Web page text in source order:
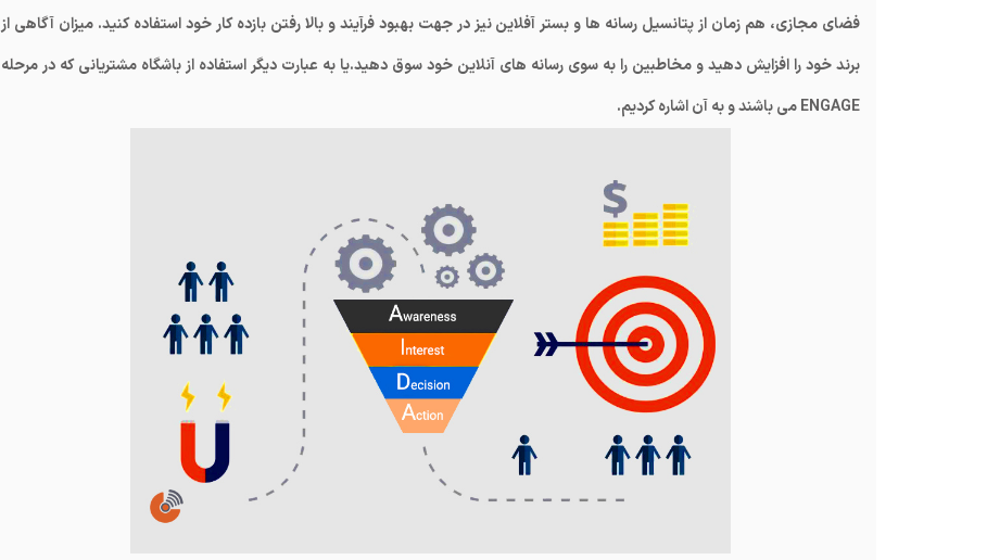
فضای مجازی، هم زمان از پتانسیل رسانه ها و بستر آفلاین نیز در جهت بهبود فرآیند و بالا رفتن بازده کار خود استفاده کنید. میزان آگاهی از
برند خود را افزایش دهید و مخاطبین را به سوی رسانه های آنلاین خود سوق دهید.یا به عبارت دیگر استفاده از باشگاه مشتریانی که در مرحله
ENGAGE می باشند و به آن اشاره کردیم.